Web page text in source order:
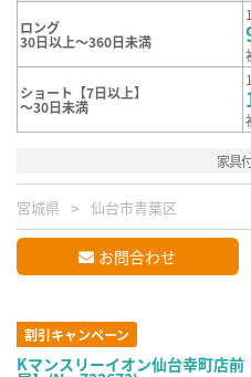
ロング
30日以上～360日未満
ショート【7日以上】
～30日未満
家具
宮城県 仙台市青葉区
お問合わせ
割引キャンペーン
Kマンスリーイオン仙台幸町店